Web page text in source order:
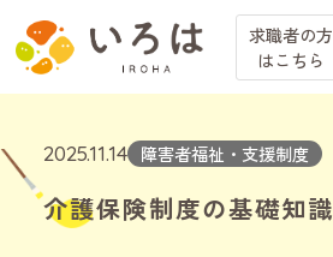
求職者の方
はこちら
2025.11.14 障害者福祉・支援制度
介護保険制度の基礎知識